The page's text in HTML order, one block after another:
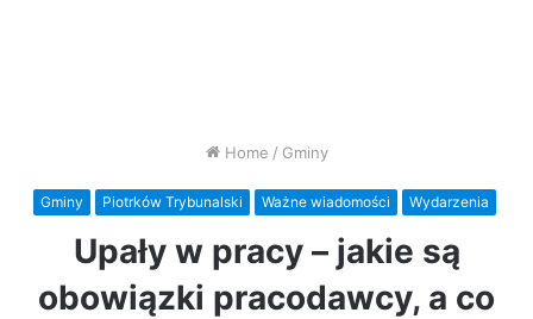
Home / Gminy
Gminy Piotrków Trybunalski Ważne wiadomości Wydarzenia
Upały w pracy – jakie są
obowiązki pracodawcy, a co